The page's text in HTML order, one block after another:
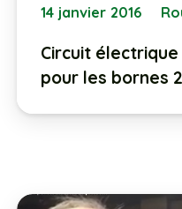
14 janvier 2016
Circuit
pour les bornes